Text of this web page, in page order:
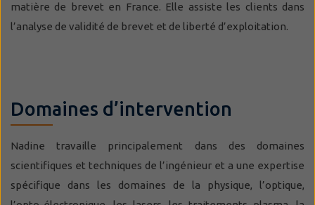
matière de brevet en France. Elle assiste les clients dans
l’analyse de validité de brevet et de liberté d’exploitation.
Domaines d’intervention
Nadine travaille principalement dans des domaines
scientifiques et techniques de l’ingénieur et a une expertise
spécifique dans les domaines de la physique, l’optique,